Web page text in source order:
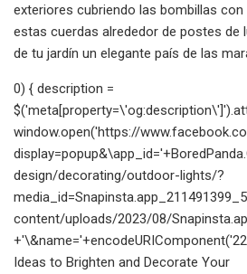
exteriores cubriendo las bombillas con
estas cuerdas alrededor de postes de
de tu jardín un elegante país de las
0) { description =
window.open('https://
design/decorating/outdoor-lights/?
content/uploads/2023/08/
Ideas to Brighten and Decorate Your